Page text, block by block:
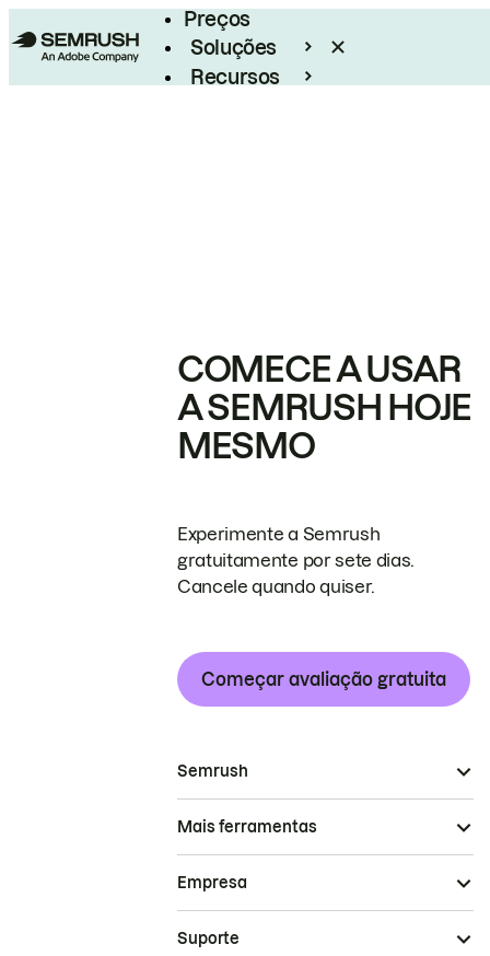
Preços
Soluções
Recursos
COMECE A USAR
A SEMRUSH HOJE
MESMO
Experimente a Semrush
gratuitamente por sete dias.
Cancele quando quiser.
Começar avaliação gratuita
Semrush
Mais ferramentas
Empresa
Suporte